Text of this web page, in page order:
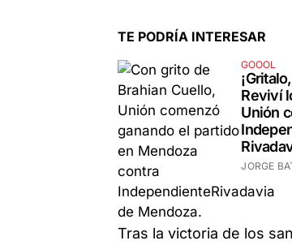
TE PODRÍA INTERESAR
GOOOL
Reviví
Unión
JORGE
Tras la victoria de los